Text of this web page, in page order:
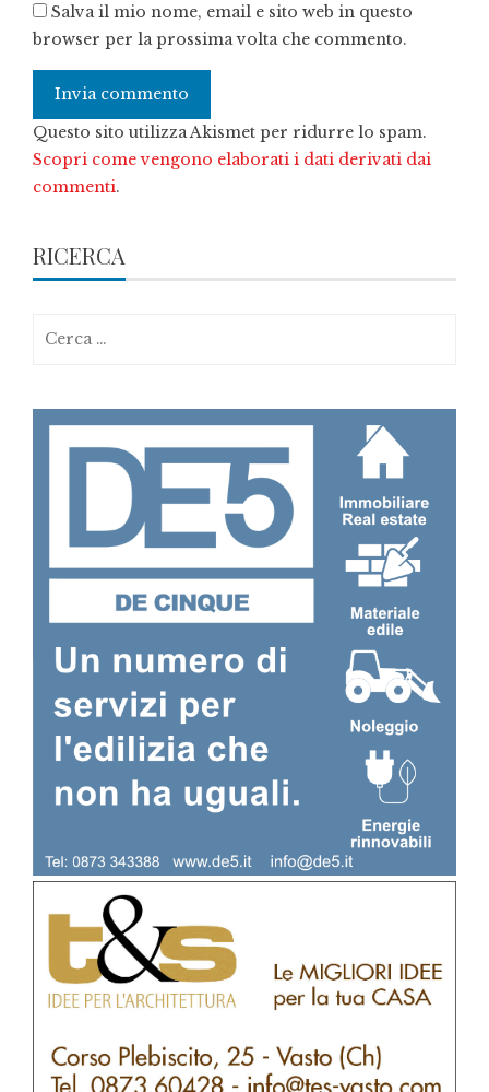
Salva il mio nome, email e sito web in questo
browser per la prossima volta che commento.
Questo sito utilizza Akismet per ridurre lo spam.
Scopri come vengono elaborati i dati derivati dai
commenti.
RICERCA